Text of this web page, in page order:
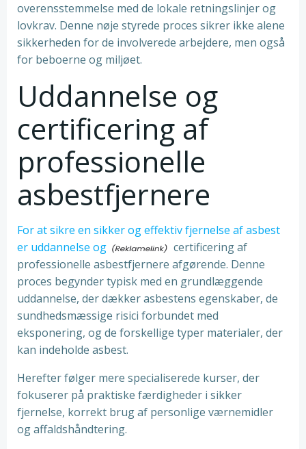
overensstemmelse med de lokale retningslinjer og
lovkrav. Denne nøje styrede proces sikrer ikke alene
sikkerheden for de involverede arbejdere, men også
for beboerne og miljøet.
Uddannelse og
certificering af
professionelle
asbestfjernere
For at sikre en sikker og effektiv fjernelse af asbest
er uddannelse og
certificering af
professionelle asbestfjernere afgørende. Denne
proces begynder typisk med en grundlæggende
uddannelse, der dækker asbestens egenskaber, de
sundhedsmæssige risici forbundet med
eksponering, og de forskellige typer materialer, der
kan indeholde asbest.
Herefter følger mere specialiserede kurser, der
fokuserer på praktiske færdigheder i sikker
fjernelse, korrekt brug af personlige værnemidler
og affaldshåndtering.